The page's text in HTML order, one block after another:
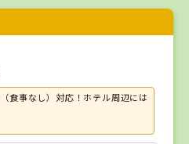
食事なし）対応！ホテル周辺には